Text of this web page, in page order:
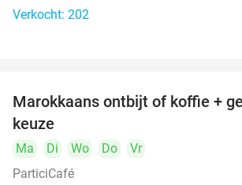
Verkocht: 202
Marokkaans ontbijt of koffie +
keuze
Ma Di Wo Do
Vr
ParticiCafé